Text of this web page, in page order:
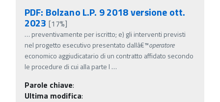
PDF: Bolzano L.P. 9 2018 versione ott.
2023 [17%]
… preventivamente per iscritto; e) gli interventi previsti
nel progetto esecutivo presentato dallâ€™operatore
economico aggiudicatario di un contratto affidato secondo
le procedure di cui alla parte I …
Parole chiave:
Ultima modifica: